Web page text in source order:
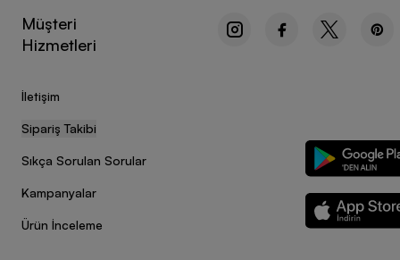
Müşteri
Hizmetleri
İletişim
Sipariş Takibi
Sıkça Sorulan Sorular
Kampanyalar
Ürün İnceleme